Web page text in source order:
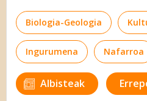
Biologia-Geologia
Ingurumena Nafarroa
Albisteak